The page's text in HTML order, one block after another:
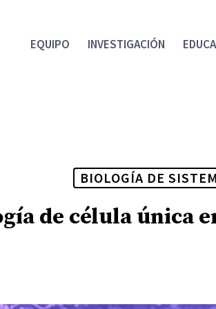
EQUIPO INVESTIGACIÓN
BIOLOGÍA DE
de célula única